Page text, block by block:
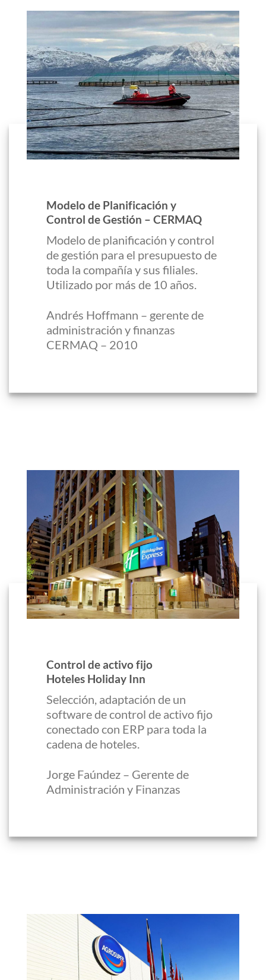
Modelo de Planificación y
Control de Gestión – CERMAQ
Modelo de planificación y control
de gestión para el presupuesto de
toda la compañía y sus filiales.
Utilizado por más de 10 años.
Andrés Hoffmann – gerente de
administración y finanzas
CERMAQ – 2010
Control de activo fijo
Hoteles Holiday Inn
Selección, adaptación de un
software de control de activo fijo
conectado con ERP para toda la
cadena de hoteles.
Jorge Faúndez – Gerente de
Administración y Finanzas